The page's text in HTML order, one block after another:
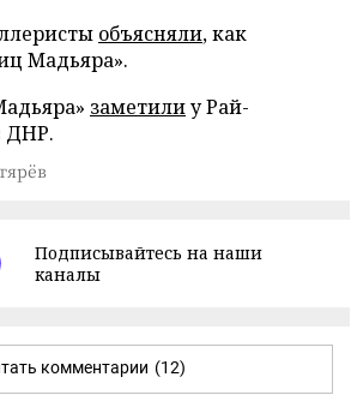
объясняли, как
Мадьяра».
заметилиу Рай-
ДНР.
Подписывайтесь на наши
каналы
комментарии (12)